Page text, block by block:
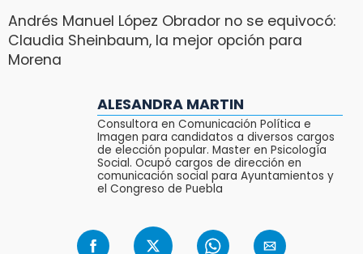
Andrés Manuel López Obrador no se equivocó:
Claudia Sheinbaum, la mejor opción para
Morena
ALESANDRA MARTIN
Consultora en Comunicación Política e
Imagen para candidatos a diversos cargos
de elección popular. Master en Psicología
Social. Ocupó cargos de dirección en
comunicación social para Ayuntamientos y
el Congreso de Puebla